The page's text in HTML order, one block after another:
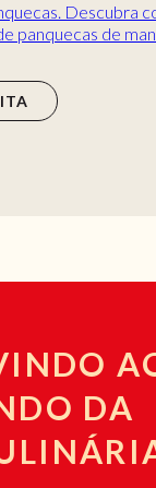
Descubra
panquecas de
DA